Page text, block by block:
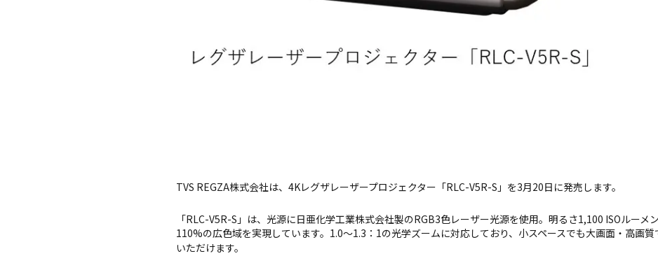
TVS REGZA株式会社は、4Kレグザレーザープロジェクター「RLC-V5R-S」を3月20日に発売します。
「RLC-V5R-S」は、光源に日亜化学工業株式会社製のRGB3色レーザー光源を使用。明るさ1,100 ISOルーメン
110%の広色域を実現しています。1.0～1.3：1の光学ズームに対応しており、小スペースでも大画面・高画
いただけます。